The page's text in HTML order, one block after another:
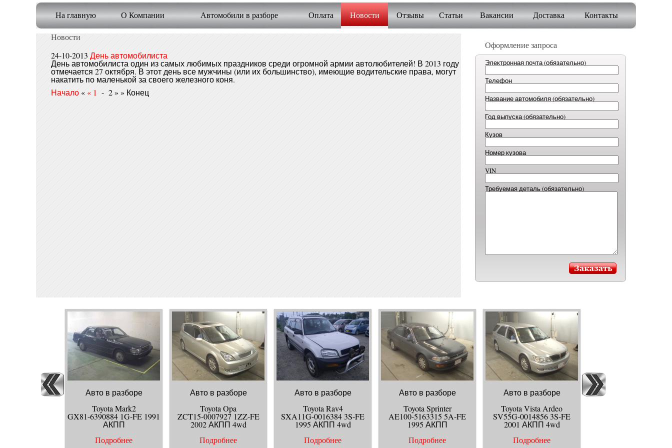
На главную О Компании Автомобили в разборе Оплата Новости Отзывы Статьи Вакансии Доставка Контакты
Новости
24-10-2013 День автомобилиста
День автомобилиста один из самых любимых праздников среди огромной армии автолюбителей! В 2013 году
отмечается 27 октября. В этот день все мужчины (или их большинство), имеющие водительские права, могут
накатить по маленькой за своего железного коня.
Начало « « 1 - 2 » » Конец
Оформление запроса
Электронная почта (обязательно)
Телефон
Название автомобиля (обязательно)
Год выпуска (обязательно)
Кузов
Номер кузова
VIN
Требуемая деталь (обязательно)
Авто в разборе
Toyota Mark2
GX81-6390884 1G-FE 1991
АКПП
Подробнее
Авто в разборе
Toyota Opa
ZCT15-0007927 1ZZ-FE
2002 АКПП 4wd
Подробнее
Авто в разборе
Toyota Rav4
SXA11G-0016384 3S-FE
1995 АКПП 4wd
Подробнее
Авто в разборе
Toyota Sprinter
AE100-5163315 5A-FE
1995 АКПП
Подробнее
Авто в разборе
Toyota Vista Ardeo
SV55G-0014856 3S-FE
2001 АКПП 4wd
Подробнее